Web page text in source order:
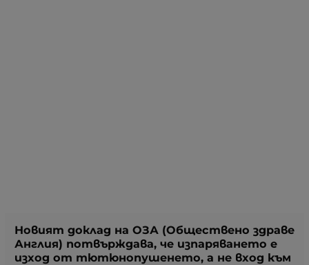
Новият доклад на ОЗА (Обществено здраве
Англия) потвърждава, че изпаряването е
изход от тютюнопушенето, а не вход към